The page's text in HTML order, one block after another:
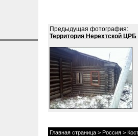
Предыдущая фотография:
Территория Нерехтской ЦРБ
Главная страница > Россия >